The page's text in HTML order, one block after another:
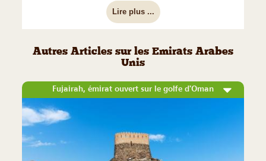
Lire plus ...
Autres Articles sur les Emirats Arabes
Unis
Fujairah, émirat ouvert sur le golfe d'Oman